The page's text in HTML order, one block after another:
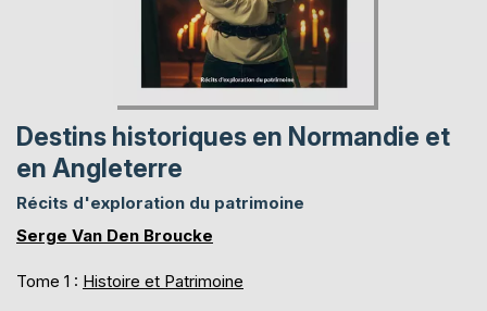
Destins historiques en Normandie et
en Angleterre
Récits d'exploration du patrimoine
Serge Van Den Broucke
Tome 1 : Histoire et Patrimoine